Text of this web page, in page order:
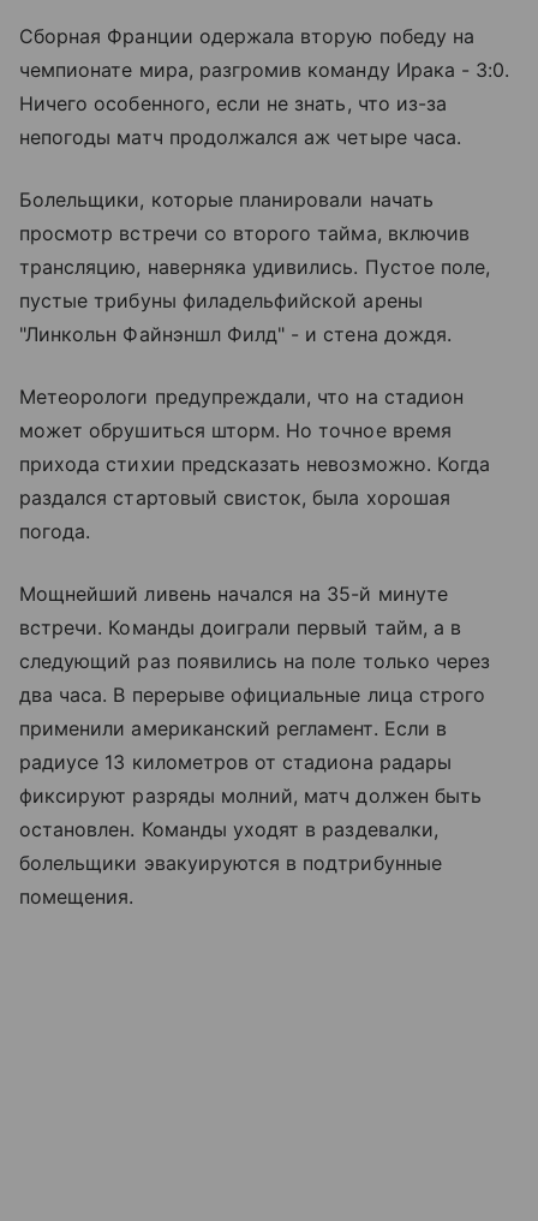
Сборная Франции одержала вторую победу на
чемпионате мира, разгромив команду Ирака - 3:0.
Ничего особенного, если не знать, что из-за
непогоды матч продолжался аж четыре часа.
Болельщики, которые планировали начать
просмотр встречи со второго тайма, включив
трансляцию, наверняка удивились. Пустое поле,
пустые трибуны филадельфийской арены
"Линкольн Файнэншл Филд" - и стена дождя.
Метеорологи предупреждали, что на стадион
может обрушиться шторм. Но точное время
прихода стихии предсказать невозможно. Когда
раздался стартовый свисток, была хорошая
погода.
Мощнейший ливень начался на 35-й минуте
встречи. Команды доиграли первый тайм, а в
следующий раз появились на поле только через
два часа. В перерыве официальные лица строго
применили американский регламент. Если в
радиусе 13 километров от стадиона радары
фиксируют разряды молний, матч должен быть
остановлен. Команды уходят в раздевалки,
болельщики эвакуируются в подтрибунные
помещения.